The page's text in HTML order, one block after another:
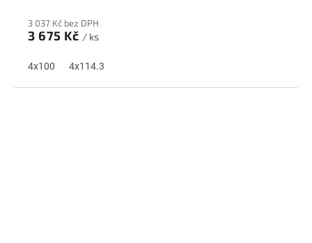
3 037 Kč bez DPH
3 675 Kč / ks
4x100 4x114.3